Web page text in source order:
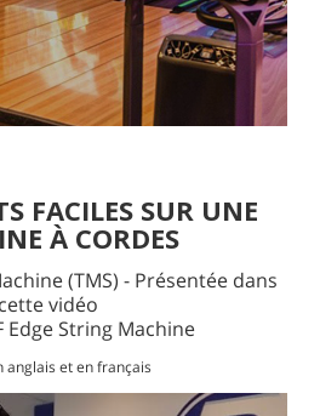
FACILES SUR UNE
À CORDES
(TMS) - Présentée dans
cette vidéo
Edge String Machine
anglais et en français